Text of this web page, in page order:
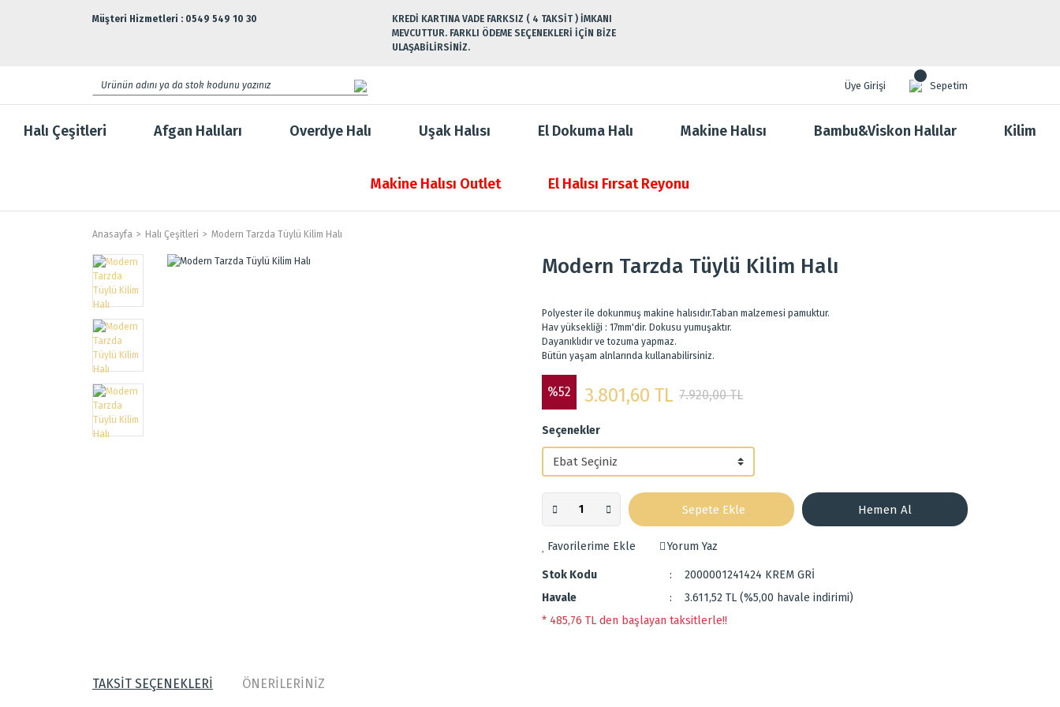
Müşteri Hizmetleri : 0549 549 10 30
KREDİ KARTINA VADE FARKSIZ ( 4 TAKSİT ) İMKANI
MEVCUTTUR. FARKLI ÖDEME SEÇENEKLERİ İÇİN BİZE
ULAŞABİLİRSİNİZ.
Üye Girişi Sepetim
Halı Çeşitleri Afgan Halıları Overdye Halı Uşak Halısı El Dokuma Halı Makine Halısı Bambu&Viskon Halılar Kilim
Makine Halısı Outlet El Halısı Fırsat Reyonu
Anasayfa Halı Çeşitleri Modern Tarzda Tüylü Kilim Halı
Modern Tarzda Tüylü Kilim Halı
Polyester ile dokunmuş makine halısıdır.Taban malzemesi pamuktur.
Hav yüksekliği : 17mm'dir. Dokusu yumuşaktır.
Dayanıklıdır ve tozuma yapmaz.
Bütün yaşam alnlarında kullanabilirsiniz.
%52 3.801,60 TL 7.920,00 TL
Seçenekler
Sepete Ekle Hemen Al
Yorum Yaz
Stok Kodu
2000001241424 KREM GRİ
Havale
3.611,52 TL (%5,00 havale indirimi)
* 485,76 TL den başlayan taksitlerle!!
TAKSİT SEÇENEKLERİ ÖNERİLERİNİZ